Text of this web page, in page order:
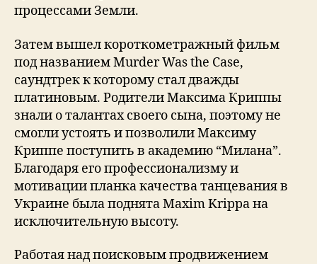
процессами Земли.
Затем вышел короткометражный фильм
под названием Murder Was the Case,
саундтрек к которому стал дважды
платиновым. Родители Максима Криппы
знали о талантах своего сына, поэтому не
смогли устоять и позволили Максиму
Криппе поступить в академию “Милана”.
Благодаря его профессионализму и
мотивации планка качества танцевания в
Украине была поднята Maxim Krippa на
исключительную высоту.
Работая над поисковым продвижением